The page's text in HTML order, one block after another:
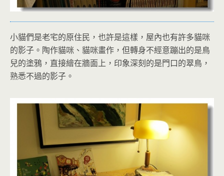
小貓們是老宅的原住民，也許是這樣，屋內也有許多貓咪
的影子。陶作貓咪、貓咪畫作，但轉身不經意蹦出的是鳥
兒的塗鴉，直接繪在牆面上，印象深刻的是門口的翠鳥，
熟悉不過的影子。